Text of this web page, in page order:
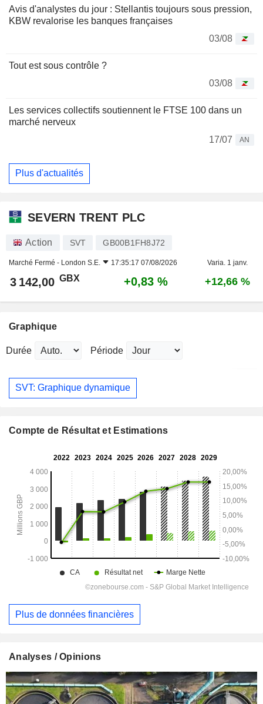
Avis d'analystes du jour : Stellantis toujours sous pression,
KBW revalorise les banques françaises
03/08
Tout est sous contrôle ?
03/08
Les services collectifs soutiennent le FTSE 100 dans un
marché nerveux
17/07
AN
Plus d'actualités
SEVERN TRENT PLC
Action SVT GB00B1FH8J72
Marché Fermé - London S.E. 17:35:17 07/08/2026 Varia. 1 janv.
3 142,00 GBX +0,83 % +12,66 %
Graphique
Durée Période
SVT: Graphique dynamique
Compte de Résultat et Estimations
Plus de données financières
Analyses / Opinions